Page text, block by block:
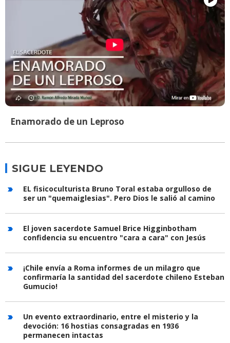
Enamorado de un Leproso
SIGUE LEYENDO
EL fisicoculturista Bruno Toral estaba orgulloso de
ser un "quemaiglesias". Pero Dios le salió al camino
El joven sacerdote Samuel Brice Higginbotham
confidencia su encuentro "cara a cara" con Jesús
¡Chile envía a Roma informes de un milagro que
confirmaría la santidad del sacerdote chileno Esteban
Gumucio!
Un evento extraordinario, entre el misterio y la
devoción: 16 hostias consagradas en 1936
permanecen intactas